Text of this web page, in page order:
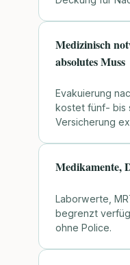
Medizinisch
absolutes Muss
Evakuierung
kostet fünf- bis
Versicherung
Medikamente,
Laborwerte,
begrenzt
ohne Police.